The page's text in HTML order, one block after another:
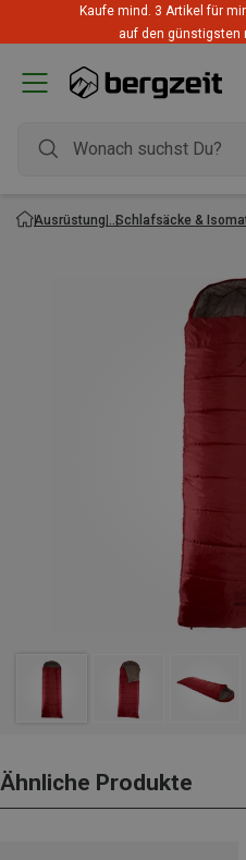
Kaufe mind. 3 Artikel für
auf den günstigsten
Ausrüstung Schlafsäcke &
Ähnliche Produkte